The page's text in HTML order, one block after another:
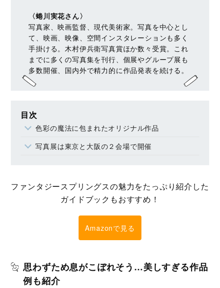
〈蜷川実花さん〉
写真家、映画監督、現代美術家。写真を中心とし
て、映画、映像、空間インスタレーションも多く
手掛ける。木村伊兵衛写真賞ほか数々受賞。これ
までに多くの写真集を刊行、個展やグループ展も
多数開催、国内外で精力的に作品発表を続ける。
目次
色彩の魔法に包まれたオリジナル作品
写真展は東京と大阪の２会場で開催
ファンタジースプリングスの魅力をたっぷり紹介した
ガイドブックもおすすめ！
Amazonで見る
思わずため息がこぼれそう…美しすぎる作品
例も紹介